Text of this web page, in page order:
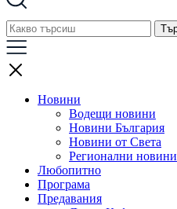
Новини
Водещи новини
Новини България
Новини от Света
Регионални новини
Любопитно
Програма
Предавания